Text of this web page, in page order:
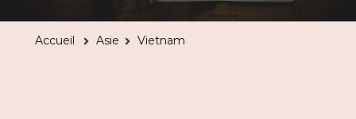
Accueil Asie Vietnam